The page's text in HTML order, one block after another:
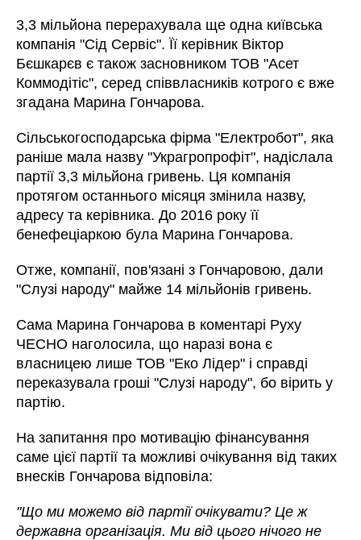
3,3 мільйона перерахувала ще одна київська
компанія "Сід Сервіс". Її керівник Віктор
Бєшкарєв є також засновником ТОВ "Асет
Коммодітіс", серед співвласників котрого є вже
згадана Марина Гончарова.
Сільськогосподарська фірма "Електробот", яка
раніше мала назву "Украгропрофіт", надіслала
партії 3,3 мільйона гривень. Ця компанія
протягом останнього місяця змінила назву,
адресу та керівника. До 2016 року її
бенефеціаркою була Марина Гончарова.
Отже, компанії, пов'язані з Гончаровою, дали
"Слузі народу" майже 14 мільйонів гривень.
Сама Марина Гончарова в коментарі Руху
ЧЕСНО наголосила, що наразі вона є
власницею лише ТОВ "Еко Лідер" і справді
переказувала гроші "Слузі народу", бо вірить у
партію.
На запитання про мотивацію фінансування
саме цієї партії та можливі очікування від таких
внесків Гончарова відповіла:
"Що ми можемо від партії очікувати? Це ж
державна організація. Ми від цього нічого не